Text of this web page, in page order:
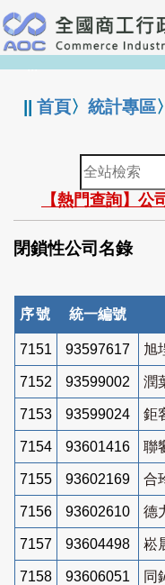
跳
到
主
要
:::
||首頁〉統計專區〉
全
站
檢
索
【熱門查詢】公
閉鎖性公司名錄
序號 統一編號
7151 93597617 旭
7152 93599002 潤
7153 93599024 鉅
7154 93601416 聯
7155 93602169 合
7156 93602610 德
7157 93604498 崧
7158 93606051 同